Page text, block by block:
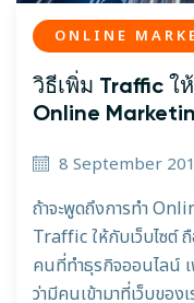
ONLINE
วิธีเพิ่ม Traffic
Online
8 September
ถ้าจะพูดถึงการทำ
Traffic ให้กับเว็บไซต์
คนที่ทำธุรกิจออนไลน์
ว่ามีคนเข้ามาที่เว็บขอ